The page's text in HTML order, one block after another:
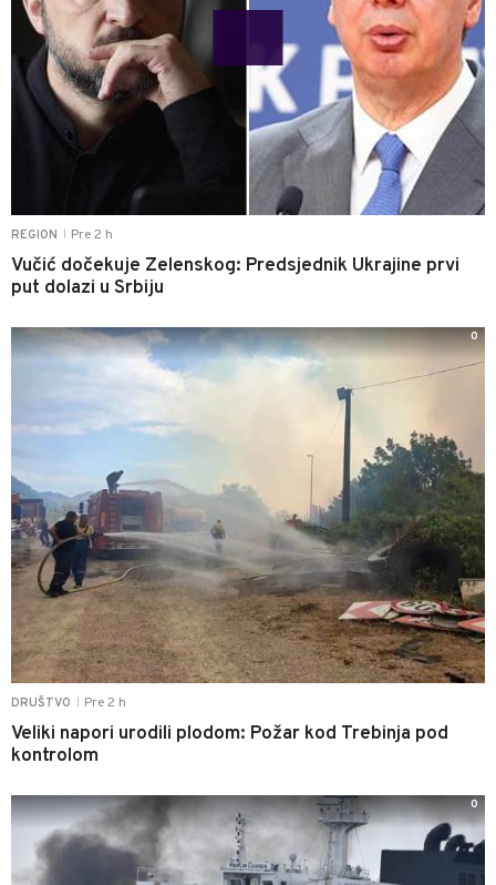
REGION Pre 2 h
Vučić dočekuje Zelenskog: Predsjednik Ukrajine prvi
put dolazi u Srbiju
DRUŠTVO Pre 2 h
Veliki napori urodili plodom: Požar kod Trebinja pod
kontrolom
0
0